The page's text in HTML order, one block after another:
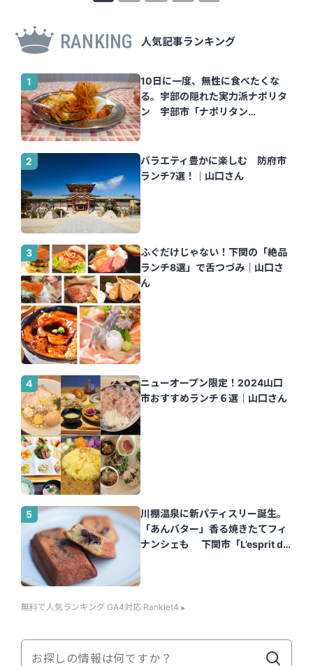
RANKING 人気記事ランキング
10日に一度、無性に食べたくな
る。宇部の隠れた実力派ナポリタ
ン 宇部市「ナポリタン
バラエティ豊かに楽しむ 防府市
ランチ7選！｜山口さん
ふぐだけじゃない！下関の「絶品
ランチ8選」で舌つづみ｜山口さ
ん
ニューオープン限定！2024山口
市おすすめランチ６選｜山口さん
川棚温泉に新パティスリー誕生。
「あんバター」香る焼きたてフィ
ナンシェも 下関市「L’esprit de
無料で人気ランキング GA4対応 Ranklet4